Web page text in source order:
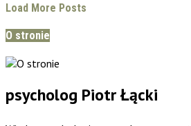
Load More Posts
O stronie
psycholog Piotr Łącki